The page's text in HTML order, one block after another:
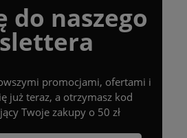
do naszego
promocjami, ofertami i
już teraz, a otrzymasz kod
Twoje zakupy o 50 zł